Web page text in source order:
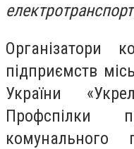
електротранспорт
Організатори
підприємств
України
Профспілки
комунального